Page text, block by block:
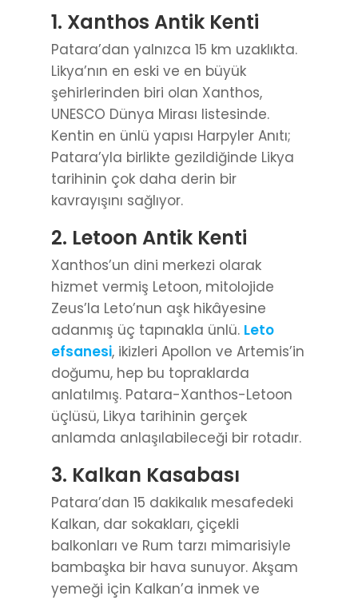
1. Xanthos Antik Kenti
Patara’dan yalnızca 15 km uzaklıkta.
Likya’nın en eski ve en büyük
şehirlerinden biri olan Xanthos,
UNESCO Dünya Mirası listesinde.
Kentin en ünlü yapısı Harpyler Anıtı;
Patara’yla birlikte gezildiğinde Likya
tarihinin çok daha derin bir
kavrayışını sağlıyor.
2. Letoon Antik Kenti
Xanthos’un dini merkezi olarak
hizmet vermiş Letoon, mitolojide
Zeus’la Leto’nun aşk hikâyesine
adanmış üç tapınakla ünlü. Leto
efsanesi, ikizleri Apollon ve Artemis’in
doğumu, hep bu topraklarda
anlatılmış. Patara-Xanthos-Letoon
üçlüsü, Likya tarihinin gerçek
anlamda anlaşılabileceği bir rotadır.
3. Kalkan Kasabası
Patara’dan 15 dakikalık mesafedeki
Kalkan, dar sokakları, çiçekli
balkonları ve Rum tarzı mimarisiyle
bambaşka bir hava sunuyor. Akşam
yemeği için Kalkan’a inmek ve